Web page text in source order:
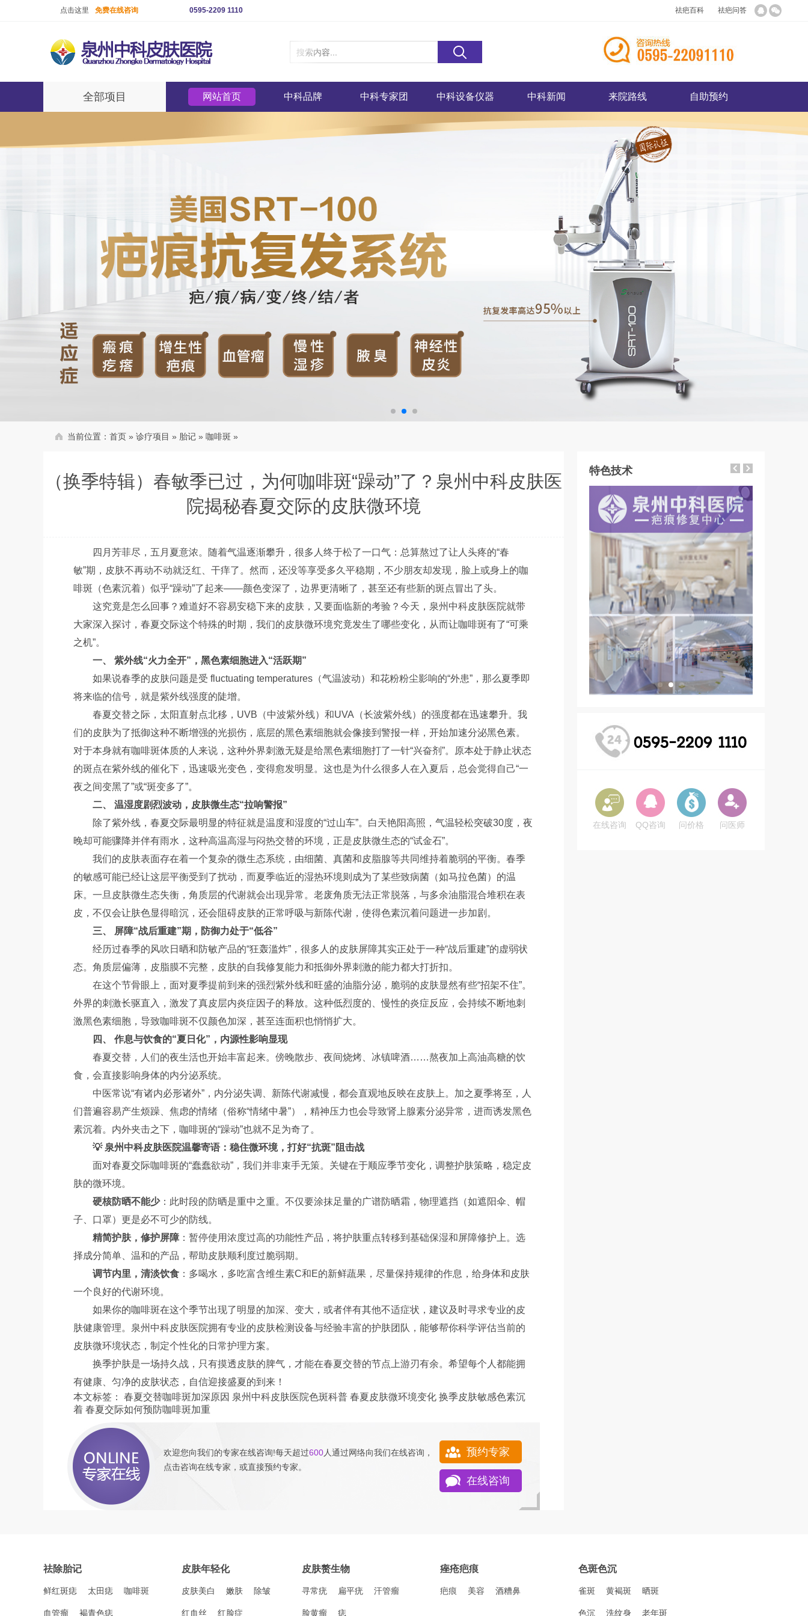
点击这里 免费在线咨询 0595-2209 1110 祛疤百科 祛疤问答
全部项目 网站首页 中科品牌 中科专家团 中科设备仪器 中科新闻 来院路线 自助预约
当前位置： 首页 » 诊疗项目 » 胎记 » 咖啡斑 »
（换季特辑）春敏季已过，为何咖啡斑“躁动”了？泉州中科皮肤医
院揭秘春夏交际的皮肤微环境
四月芳菲尽，五月夏意浓。随着气温逐渐攀升，很多人终于松了一口气：总算熬过了让人头疼的“春
敏”期，皮肤不再动不动就泛红、干痒了。然而，还没等享受多久平稳期，不少朋友却发现，脸上或身上的咖
啡斑（色素沉着）似乎“躁动”了起来——颜色变深了，边界更清晰了，甚至还有些新的斑点冒出了头。
这究竟是怎么回事？难道好不容易安稳下来的皮肤，又要面临新的考验？今天，泉州中科皮肤医院就带
大家深入探讨，春夏交际这个特殊的时期，我们的皮肤微环境究竟发生了哪些变化，从而让咖啡斑有了“可乘
之机”。
一、 紫外线“火力全开”，黑色素细胞进入“活跃期”
如果说春季的皮肤问题是受 fluctuating temperatures（气温波动）和花粉粉尘影响的“外患”，那么夏季即
将来临的信号，就是紫外线强度的陡增。
春夏交替之际，太阳直射点北移，UVB（中波紫外线）和UVA（长波紫外线）的强度都在迅速攀升。我
们的皮肤为了抵御这种不断增强的光损伤，底层的黑色素细胞就会像接到警报一样，开始加速分泌黑色素。
对于本身就有咖啡斑体质的人来说，这种外界刺激无疑是给黑色素细胞打了一针“兴奋剂”。原本处于静止状态
的斑点在紫外线的催化下，迅速吸光变色，变得愈发明显。这也是为什么很多人在入夏后，总会觉得自己“一
夜之间变黑了”或“斑变多了”。
二、 温湿度剧烈波动，皮肤微生态“拉响警报”
除了紫外线，春夏交际最明显的特征就是温度和湿度的“过山车”。白天艳阳高照，气温轻松突破30度，夜
晚却可能骤降并伴有雨水，这种高温高湿与闷热交替的环境，正是皮肤微生态的“试金石”。
我们的皮肤表面存在着一个复杂的微生态系统，由细菌、真菌和皮脂腺等共同维持着脆弱的平衡。春季
的敏感可能已经让这层平衡受到了扰动，而夏季临近的湿热环境则成为了某些致病菌（如马拉色菌）的温
床。一旦皮肤微生态失衡，角质层的代谢就会出现异常。老废角质无法正常脱落，与多余油脂混合堆积在表
皮，不仅会让肤色显得暗沉，还会阻碍皮肤的正常呼吸与新陈代谢，使得色素沉着问题进一步加剧。
三、 屏障“战后重建”期，防御力处于“低谷”
经历过春季的风吹日晒和防敏产品的“狂轰滥炸”，很多人的皮肤屏障其实正处于一种“战后重建”的虚弱状
态。角质层偏薄，皮脂膜不完整，皮肤的自我修复能力和抵御外界刺激的能力都大打折扣。
在这个节骨眼上，面对夏季提前到来的强烈紫外线和旺盛的油脂分泌，脆弱的皮肤显然有些“招架不住”。
外界的刺激长驱直入，激发了真皮层内炎症因子的释放。这种低烈度的、慢性的炎症反应，会持续不断地刺
激黑色素细胞，导致咖啡斑不仅颜色加深，甚至连面积也悄悄扩大。
四、 作息与饮食的“夏日化”，内源性影响显现
春夏交替，人们的夜生活也开始丰富起来。傍晚散步、夜间烧烤、冰镇啤酒……熬夜加上高油高糖的饮
食，会直接影响身体的内分泌系统。
中医常说“有诸内必形诸外”，内分泌失调、新陈代谢减慢，都会直观地反映在皮肤上。加之夏季将至，人
们普遍容易产生烦躁、焦虑的情绪（俗称“情绪中暑”），精神压力也会导致肾上腺素分泌异常，进而诱发黑色
素沉着。内外夹击之下，咖啡斑的“躁动”也就不足为奇了。
💡 泉州中科皮肤医院温馨寄语：稳住微环境，打好“抗斑”阻击战
面对春夏交际咖啡斑的“蠢蠢欲动”，我们并非束手无策。关键在于顺应季节变化，调整护肤策略，稳定皮
肤的微环境。
硬核防晒不能少：此时段的防晒是重中之重。不仅要涂抹足量的广谱防晒霜，物理遮挡（如遮阳伞、帽
子、口罩）更是必不可少的防线。
精简护肤，修护屏障 ：暂停使用浓度过高的功能性产品，将护肤重点转移到基础保湿和屏障修护上。选
择成分简单、温和的产品，帮助皮肤顺利度过脆弱期。
调节内里，清淡饮食 ：多喝水，多吃富含维生素C和E的新鲜蔬果，尽量保持规律的作息，给身体和皮肤
一个良好的代谢环境。
如果你的咖啡斑在这个季节出现了明显的加深、变大，或者伴有其他不适症状，建议及时寻求专业的皮
肤健康管理。泉州中科皮肤医院拥有专业的皮肤检测设备与经验丰富的护肤团队，能够帮你科学评估当前的
皮肤微环境状态，制定个性化的日常护理方案。
换季护肤是一场持久战，只有摸透皮肤的脾气，才能在春夏交替的节点上游刃有余。希望每个人都能拥
有健康、匀净的皮肤状态，自信迎接盛夏的到来！
本文标签：
春夏交替咖啡斑加深原因 泉州中科皮肤医院色斑科普 春夏皮肤微环境变化 换季皮肤敏感色素沉
着 春夏交际如何预防咖啡斑加重
欢迎您向我们的专家在线咨询!每天超过600人通过网络向我们在线咨询 ，
点击咨询在线专家，或直接预约专家。
预约专家
在线咨询
特色技术
在线咨询 QQ咨询 问价格 问医师
祛除胎记
鲜红斑痣 太田痣 咖啡斑
血管瘤 褐青色痣
皮肤年轻化
皮肤美白 嫩肤 除皱
红血丝 红脸症
皮肤赘生物
寻常疣 扁平疣 汗管瘤
脸黄瘤 痣
痤疮疤痕
疤痕 美容 酒糟鼻
色斑色沉
雀斑 黄褐斑 晒斑
色沉 洗纹身 老年斑